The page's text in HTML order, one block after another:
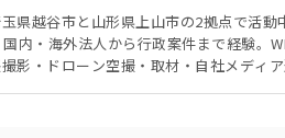
県越谷市と山形県上山市の2拠点で活
国内・海外法人から行政案件まで経験。
影・ドローン空撮・取材・自社メディ